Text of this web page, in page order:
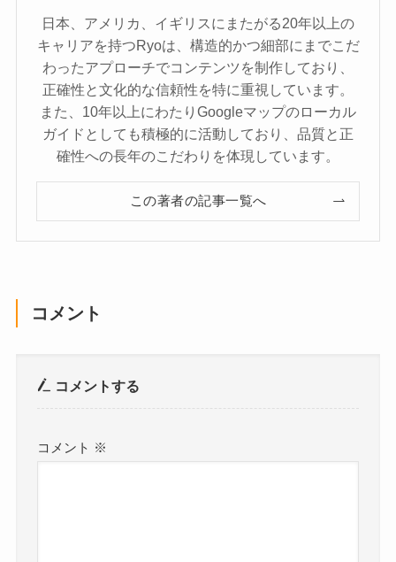
日本、アメリカ、イギリスにまたがる20年以上の
キャリアを持つRyoは、構造的かつ細部にまでこだ
わったアプローチでコンテンツを制作しており、
正確性と文化的な信頼性を特に重視しています。
また、10年以上にわたりGoogleマップのローカル
ガイドとしても積極的に活動しており、品質と正
確性への長年のこだわりを体現しています。
この著者の記事一覧へ
コメント
コメントする
コメント ※